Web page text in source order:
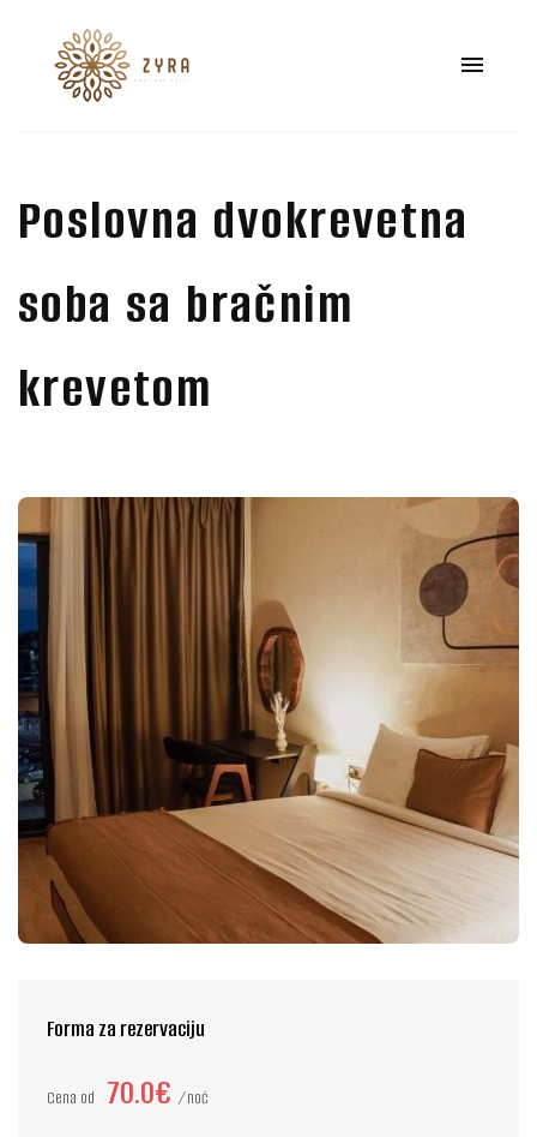
Poslovna dvokrevetna
soba sa bračnim
krevetom
Forma za rezervaciju
Cena od 70.0€ noć